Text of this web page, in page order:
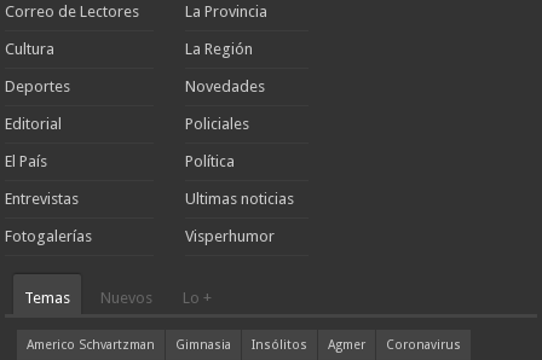
Correo de Lectores
Cultura
Deportes
Editorial
El País
Entrevistas
Fotogalerías
La Provincia
La Región
Novedades
Policiales
Política
Ultimas noticias
Visperhumor
Temas Nuevos Lo +
Americo Schvartzman Gimnasia Insólitos Agmer
Coronavirus